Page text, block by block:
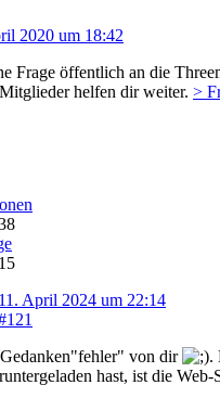
2020 um 18:42
Frage öffentlich an die
helfen dir weiter. >
15
11. April 2024 um 22:14
von dir
.
hast, ist die Web-